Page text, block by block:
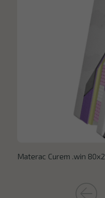
Materac Curem .win